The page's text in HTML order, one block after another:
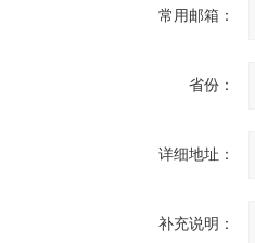
常用邮箱：
省份：
详细地址：
补充说明：